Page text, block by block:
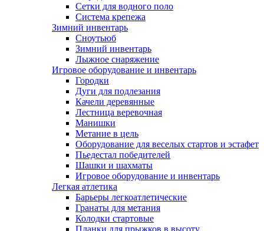
Сетки для водного поло
Система крепежа
Зимний инвентарь
Сноутьюб
Зимний инвентарь
Лыжное снаряжение
Игровое оборудование и инвентарь
Городки
Дуги для подлезания
Качели деревянные
Лестница веревочная
Манишки
Метание в цель
Оборудование для веселых стартов и эстафет
Пьедестал победителей
Шашки и шахматы
Игровое оборудование и инвентарь
Легкая атлетика
Барьеры легкоатлетические
Гранаты для метания
Колодки стартовые
Планки для прыжков в высоту